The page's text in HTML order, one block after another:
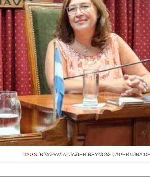
TAGS:RIVADAVIA ,JAVIER REYNOSO ,APERTURA